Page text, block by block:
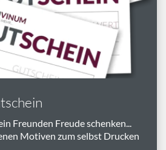
Pakete
Marken
Inspiration
Wissenswelt
Freunden Freude schenken...
Motiven zum selbst Drucken